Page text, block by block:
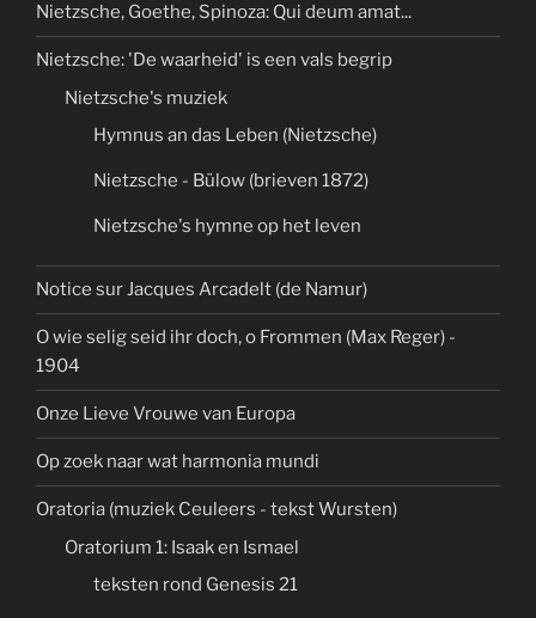
Nietzsche, Goethe, Spinoza: Qui deum amat...
Nietzsche: 'De waarheid' is een vals begrip
Nietzsche's muziek
Hymnus an das Leben (Nietzsche)
Nietzsche - Bülow (brieven 1872)
Nietzsche's hymne op het leven
Notice sur Jacques Arcadelt (de Namur)
O wie selig seid ihr doch, o Frommen (Max Reger) -
1904
Onze Lieve Vrouwe van Europa
Op zoek naar wat harmonia mundi
Oratoria (muziek Ceuleers - tekst Wursten)
Oratorium 1: Isaak en Ismael
teksten rond Genesis 21